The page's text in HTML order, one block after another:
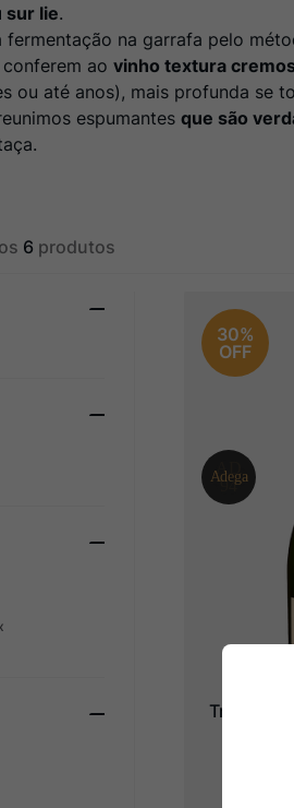
sur lie.
fermentação na garrafa pelo
ao vinho textura
ou até anos), mais profunda se
espumantes que são
6 produtos
30%
OFF
Travaglini